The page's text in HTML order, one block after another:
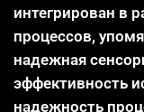
интегрирован в
процессов,
надежная
эффективность
надежность